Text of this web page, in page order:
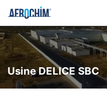
Se rendre au contenu
Usine DELICE SBC